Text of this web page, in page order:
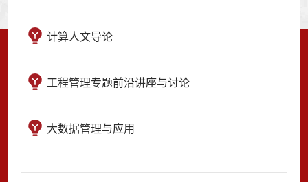
计算人文导论
工程管理专题前沿讲座与讨论
大数据管理与应用